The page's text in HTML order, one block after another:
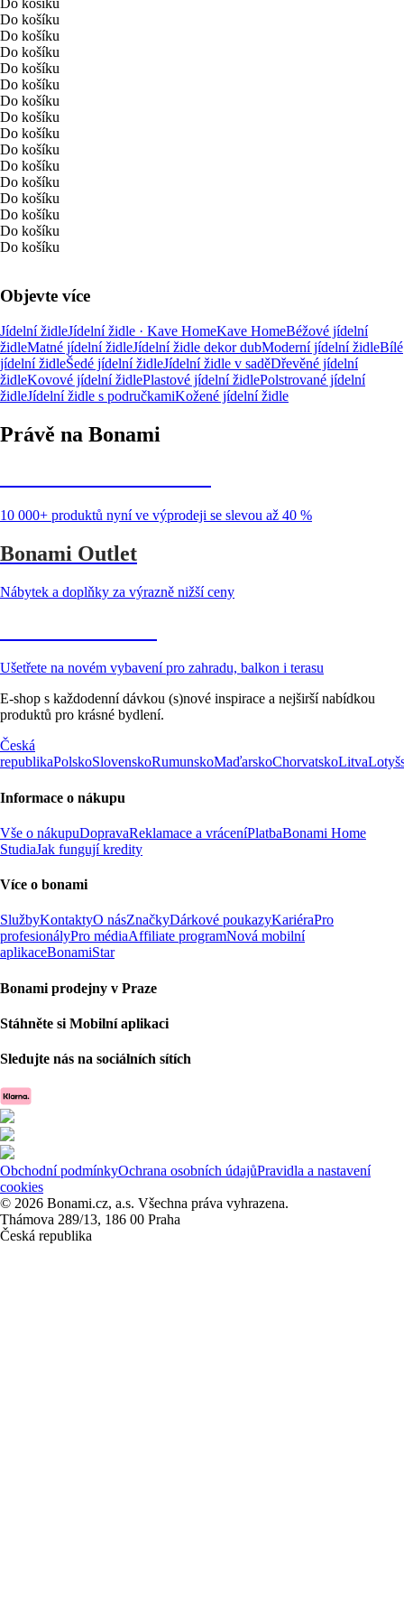
Do košíku
Do košíku
Do košíku
Do košíku
Do košíku
Do košíku
Do košíku
Do košíku
Do košíku
Do košíku
Do košíku
Do košíku
Do košíku
Do košíku
Do košíku
Objevte více
Jídelní židleJídelní židle · Kave HomeKave HomeBéžové jídelní
židleMatné jídelní židleJídelní židle dekor dubModerní jídelní židleBílé
jídelní židleŠedé jídelní židleJídelní židle v saděDřevěné jídelní
židleKovové jídelní židlePlastové jídelní židlePolstrované jídelní
židleJídelní židle s područkamiKožené jídelní židle
Právě na Bonami
10 000+ produktů nyní ve výprodeji se slevou až 40 %
Bonami Outlet
Nábytek a doplňky za výrazně nižší ceny
Ušetřete na novém vybavení pro zahradu, balkon i terasu
E-shop s každodenní dávkou (s)nové inspirace a nejširší nabídkou
produktů pro krásné bydlení.
Česká
republikaPolskoSlovenskoRumunskoMaďarskoChorvatskoLitva
Informace o nákupu
Vše o nákupuDopravaReklamace a vráceníPlatbaBonami Home
StudiaJak fungují kredity
Více o bonami
SlužbyKontaktyO násZnačkyDárkové poukazyKariéraPro
profesionályPro médiaAffiliate programNová mobilní
aplikaceBonamiStar
Bonami prodejny v Praze
Stáhněte si Mobilní aplikaci
Sledujte nás na sociálních sítích
Obchodní podmínkyOchrana osobních údajůPravidla a nastavení
cookies
© 2026 Bonami.cz, a.s. Všechna práva vyhrazena.
Thámova 289/13, 186 00 Praha
Česká republika